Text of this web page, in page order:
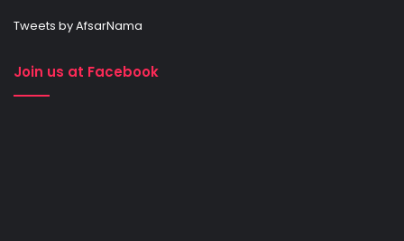
Tweets by AfsarNama
Join us at Facebook